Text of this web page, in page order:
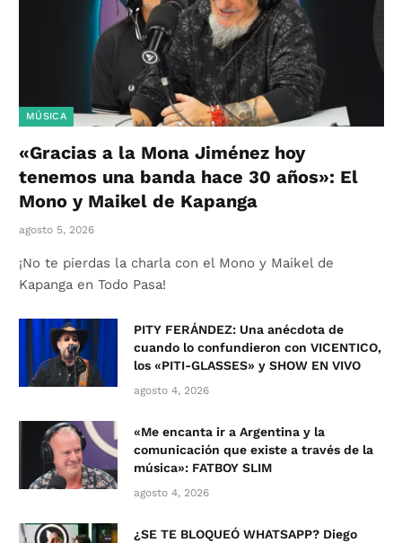
MÚSICA
«Gracias a la Mona Jiménez hoy
tenemos una banda hace 30 años»: El
Mono y Maikel de Kapanga
agosto 5, 2026
¡No te pierdas la charla con el Mono y Maikel de
Kapanga en Todo Pasa!
PITY FERÁNDEZ: Una anécdota de
cuando lo confundieron con VICENTICO,
los «PITI-GLASSES» y SHOW EN VIVO
agosto 4, 2026
«Me encanta ir a Argentina y la
comunicación que existe a través de la
música»: FATBOY SLIM
agosto 4, 2026
¿SE TE BLOQUEÓ WHATSAPP? Diego